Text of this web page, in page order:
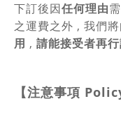
下訂後因任何理由
之運費之外 , 我們
用 , 請能接受者再
【注意事項